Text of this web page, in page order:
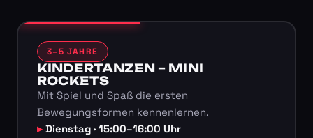
3–5 JAHRE
KINDERTANZEN – MINI
ROCKETS
Mit Spiel und Spaß die ersten
Bewegungsformen kennenlernen.
Dienstag · 15:00–16:00 Uhr